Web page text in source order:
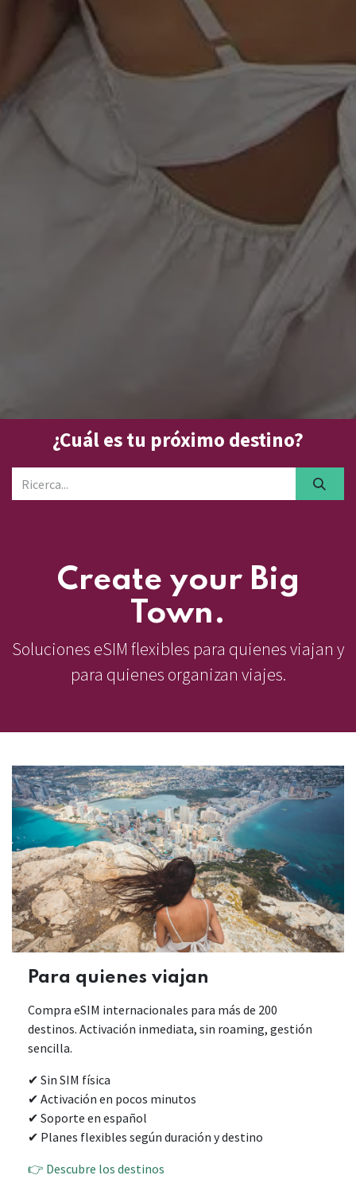
¿Cuál es tu próximo destino?
Create your Big
Town.
Soluciones eSIM flexibles para quienes viajan y
para quienes organizan viajes.
Para quienes viajan
Compra eSIM internacionales para más de 200
destinos. Activación inmediata, sin roaming, gestión
sencilla.
✔ Sin SIM física
✔ Activación en pocos minutos
✔ Soporte en español
✔ Planes flexibles según duración y destino​
👉 Descubre los destinos